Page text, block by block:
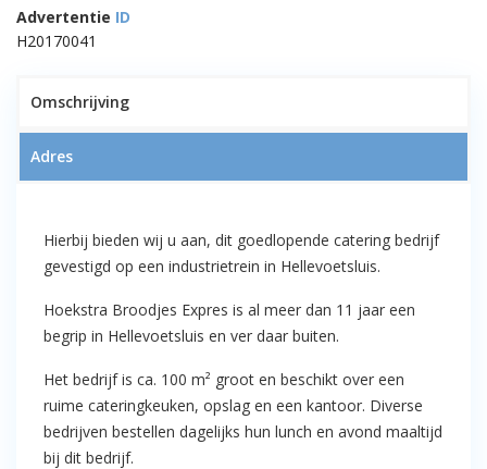
Advertentie ID
H20170041
“Hoekstra Broodjes Expres”
Hellevoetsluis
Omschrijving
Adres
Hierbij bieden wij u aan, dit goedlopende catering bedrijf
gevestigd op een industrietrein in Hellevoetsluis.
Hoekstra Broodjes Expres is al meer dan 11 jaar een
begrip in Hellevoetsluis en ver daar buiten.
Het bedrijf is ca. 100 m² groot en beschikt over een
ruime cateringkeuken, opslag en een kantoor. Diverse
bedrijven bestellen dagelijks hun lunch en avond maaltijd
bij dit bedrijf.